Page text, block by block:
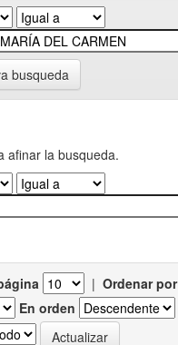
busqueda
afinar la busqueda.
| Ordenar por
En orden